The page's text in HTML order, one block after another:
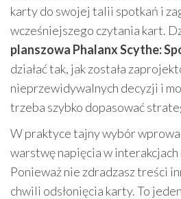
karty do swojej talii spotkań i
wcześniejszego czytania kart.
planszowa Phalanx Scythe:
działać tak, jak została
nieprzewidywalnych decyzji i
trzeba szybko dopasować
W praktyce tajny wybór
warstwę napięcia w interakcjach
Ponieważ nie zdradzasz treści
chwili odsłonięcia karty. To